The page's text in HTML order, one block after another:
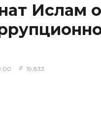
Ислам
19,833